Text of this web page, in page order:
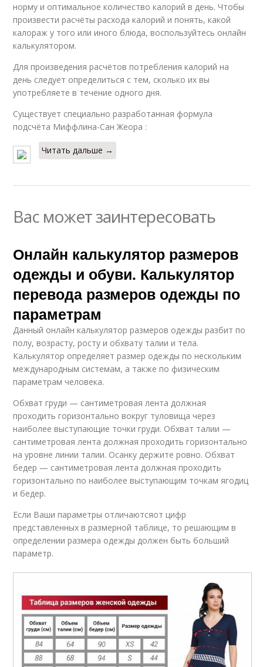
норму и оптимальное количество калорий в день. Чтобы
произвести расчёты расхода калорий и понять, какой
калораж у того или иного блюда, воспользуйтесь онлайн
калькулятором.
Для произведения расчётов потребления калорий на
день следует определиться с тем, сколько их вы
употребляете в течение одного дня.
Существует специально разработанная формула
подсчёта Миффлина-Сан Жеора :
Читать дальше →
Вас может заинтересовать
Онлайн калькулятор размеров
одежды и обуви. Калькулятор
перевода размеров одежды по
параметрам
Данный онлайн калькулятор размеров одежды разбит по
полу, возрасту, росту и обхвату талии и тела.
Калькулятор определяет размер одежды по нескольким
международным системам, а также по физическим
параметрам человека.
Обхват груди — сантиметровая лента должная
проходить горизонтально вокруг туловища через
наиболее выступающие точки груди. Обхват талии —
сантиметровая лента должная проходить горизонтально
на уровне линии талии. Осанку держите ровно. Обхват
бедер — сантиметровая лента должная проходить
горизонтально по наиболее выступающим точкам ягодиц
и бедер.
Если Ваши параметры отличаютсяот цифр
представленных в размерной таблице, то решающим в
определении размера одежды должен быть больший
параметр.